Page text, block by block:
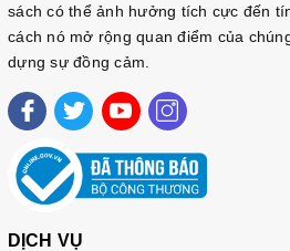
sách có thể ảnh hưởng tích cực đến
cách nó mở rộng quan điểm của
dựng sự đồng cảm.
DỊCH VỤ